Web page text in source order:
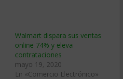
Walmart dispara sus ventas
online 74% y eleva
contrataciones
mayo 19, 2020
En «Comercio Electrónico»